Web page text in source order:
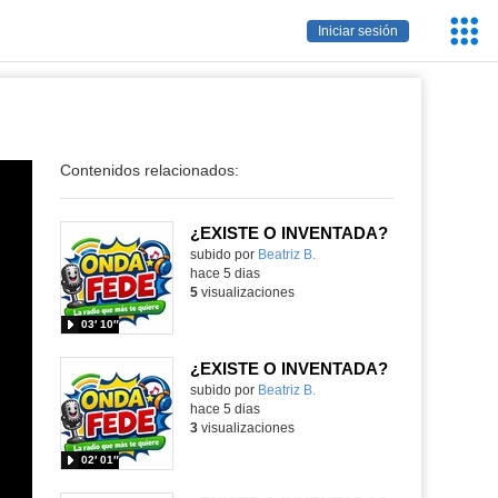
Iniciar sesión
Contenidos relacionados:
¿EXISTE O INVENTADA?
Contenido educativo.
subido por Beatriz B.
03′ 10″
hace 5 dias
5visualizaciones
¿EXISTE O INVENTADA?
Contenido educativo.
subido por Beatriz B.
02′ 01″
hace 5 dias
3visualizaciones